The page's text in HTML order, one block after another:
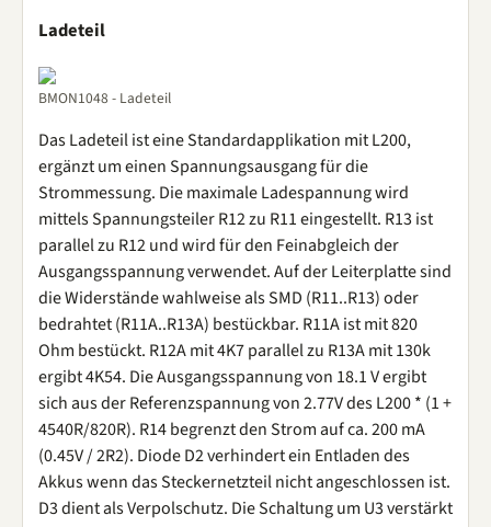
Ladeteil
BMON1048 - Ladeteil
Das Ladeteil ist eine Standardapplikation mit L200,
ergänzt um einen Spannungsausgang für die
Strommessung. Die maximale Ladespannung wird
mittels Spannungsteiler R12 zu R11 eingestellt. R13 ist
parallel zu R12 und wird für den Feinabgleich der
Ausgangsspannung verwendet. Auf der Leiterplatte sind
die Widerstände wahlweise als SMD (R11..R13) oder
bedrahtet (R11A..R13A) bestückbar. R11A ist mit 820
Ohm bestückt. R12A mit 4K7 parallel zu R13A mit 130k
ergibt 4K54. Die Ausgangsspannung von 18.1 V ergibt
sich aus der Referenzspannung von 2.77V des L200 * (1 +
4540R/820R). R14 begrenzt den Strom auf ca. 200 mA
(0.45V / 2R2). Diode D2 verhindert ein Entladen des
Akkus wenn das Steckernetzteil nicht angeschlossen ist.
D3 dient als Verpolschutz. Die Schaltung um U3 verstärkt